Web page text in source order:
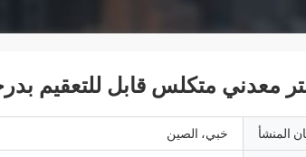
معدني متكلس قابل للتعقيم
المنشأ خبي، الصين